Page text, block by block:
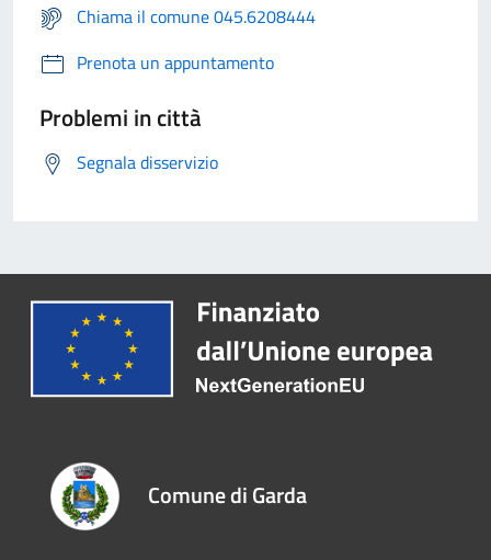
Chiama il comune 045.6208444
Prenota un appuntamento
Problemi in città
Segnala disservizio
Comune di Garda